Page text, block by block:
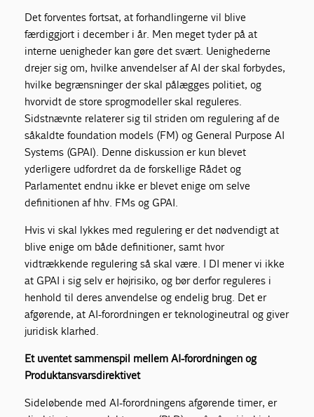
Det forventes fortsat, at forhandlingerne vil blive
færdiggjort i december i år. Men meget tyder på at
interne uenigheder kan gøre det svært. Uenighederne
drejer sig om, hvilke anvendelser af AI der skal forbydes,
hvilke begrænsninger der skal pålægges politiet, og
hvorvidt de store sprogmodeller skal reguleres.
Sidstnævnte relaterer sig til striden om regulering af de
såkaldte foundation models (FM) og General Purpose AI
Systems (GPAI). Denne diskussion er kun blevet
yderligere udfordret da de forskellige Rådet og
Parlamentet endnu ikke er blevet enige om selve
definitionen af hhv. FMs og GPAI.
Hvis vi skal lykkes med regulering er det nødvendigt at
blive enige om både definitioner, samt hvor
vidtrækkende regulering så skal være. I DI mener vi ikke
at GPAI i sig selv er højrisiko, og bør derfor reguleres i
henhold til deres anvendelse og endelig brug. Det er
afgørende, at AI-forordningen er teknologineutral og giver
juridisk klarhed.
Et uventet sammenspil mellem AI-forordningen og
Produktansvarsdirektivet
Sideløbende med AI-forordningens afgørende timer, er